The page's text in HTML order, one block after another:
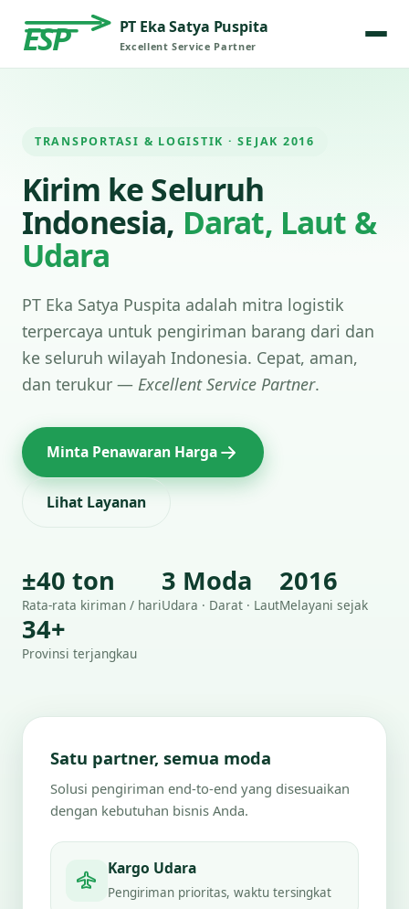
ESP PT Eka Satya Puspita
Excellent Service Partner
TRANSPORTASI & LOGISTIK · SEJAK 2016
Kirim ke Seluruh
Indonesia, Darat, Laut &
Udara
PT Eka Satya Puspita adalah mitra logistik
terpercaya untuk pengiriman barang dari dan
ke seluruh wilayah Indonesia. Cepat, aman,
dan terukur — Excellent Service Partner.
Minta Penawaran Harga
Lihat Layanan
±40 ton
Rata-rata kiriman / hari
3 Moda
Udara · Darat · Laut
2016
Melayani sejak
34+
Provinsi terjangkau
Satu partner, semua moda
Solusi pengiriman end-to-end yang disesuaikan
dengan kebutuhan bisnis Anda.
Kargo Udara
Pengiriman prioritas, waktu tersingkat